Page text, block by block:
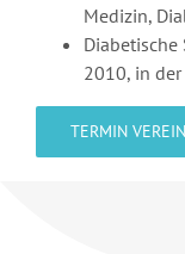
Medizin,
2010, in
TERMIN